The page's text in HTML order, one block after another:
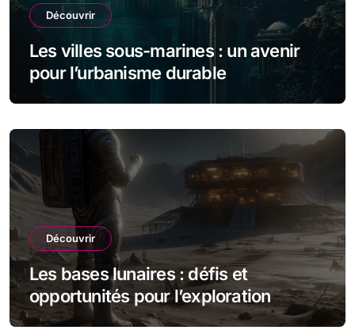
Découvrir
Les villes sous-marines : un avenir
pour l’urbanisme durable
Découvrir
Les bases lunaires : défis et
opportunités pour l’exploration
spatiale